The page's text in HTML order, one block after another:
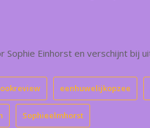
Sophie Einhorst en verschijnt bij
eenhuwelijkopzee
Sophieelmhorst